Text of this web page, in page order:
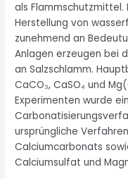
als Flammschutzmittel.
Herstellung von
zunehmend an
Anlagen erzeugen bei
an Salzschlamm.
CaCO₃, CaSO₄ und
Experimenten wurde
ursprüngliche
Calciumcarbonats
Calciumsulfat und